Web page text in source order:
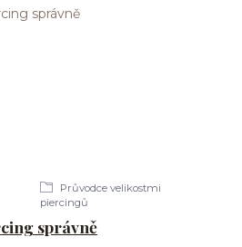
Průvodce velikostmi
piercingů
správně